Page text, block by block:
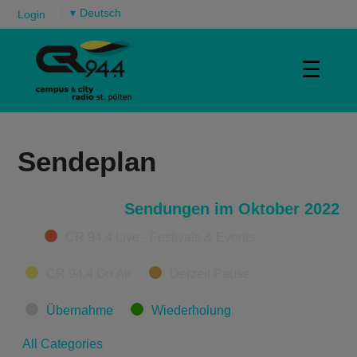
Login ▾
☰
Sendeplan
Sendungen im Oktober 2022
Categories
Übernahme Wiederholung
All Categories